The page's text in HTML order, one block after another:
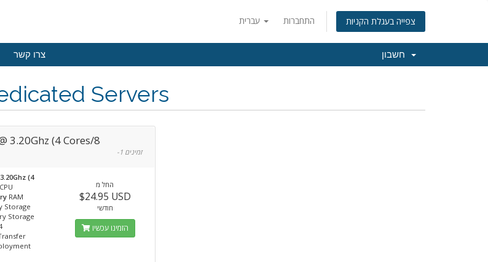
התחברות צפייה בעגלת הקניות
צרו קשר
Servers
3.20Ghz (4 Cores/8
-1 זמינים
(4
CPU
RAM
Storage
Storage
החל מ
$24.95 USD
חודשי
הזמינו עכשיו